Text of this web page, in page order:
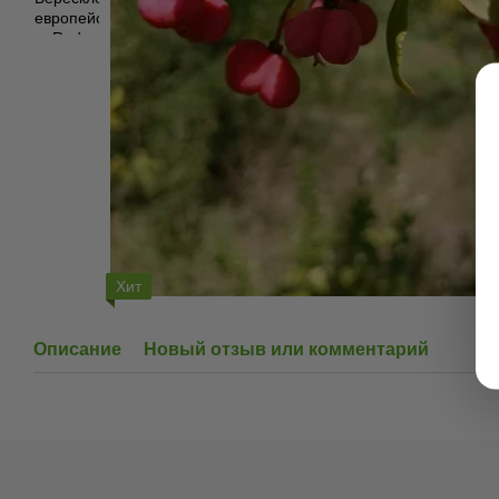
Хит
Описание Новый отзыв или комментарий